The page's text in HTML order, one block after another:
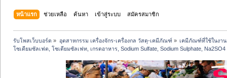
หน้าแรก ช่วยเหลือ ค้นหา เข้าสู่ระบบ สมัครสมาชิก
รับโพสเว็บบอร์ด » อุตสาหกรรม เครื่องจักร-เครื่องกล วัสดุ-เคมีภัณฑ์ » เคมีภัณฑ์ที่ใช้ในงา
โซเดียมซัลเฟต, โซเดียมซัลเฟท, เกรดอาหาร, Sodium Sulfate, Sodium Sulphate, Na2SO4